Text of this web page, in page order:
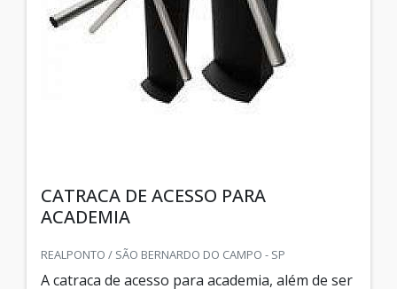
CATRACA DE ACESSO PARA
ACADEMIA
REALPONTO / SÃO BERNARDO DO CAMPO - SP
A catraca de acesso para academia, além de ser